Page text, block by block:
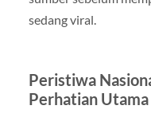
sedang viral.
Peristiwa
Perhatian Utama